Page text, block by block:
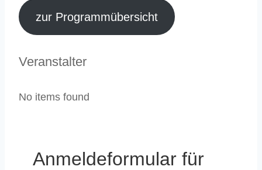
zur Programmübersicht
Veranstalter
No items found
Anmeldeformular für